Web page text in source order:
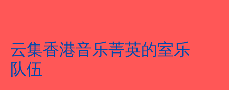
云集香港音乐菁英的室乐
队伍